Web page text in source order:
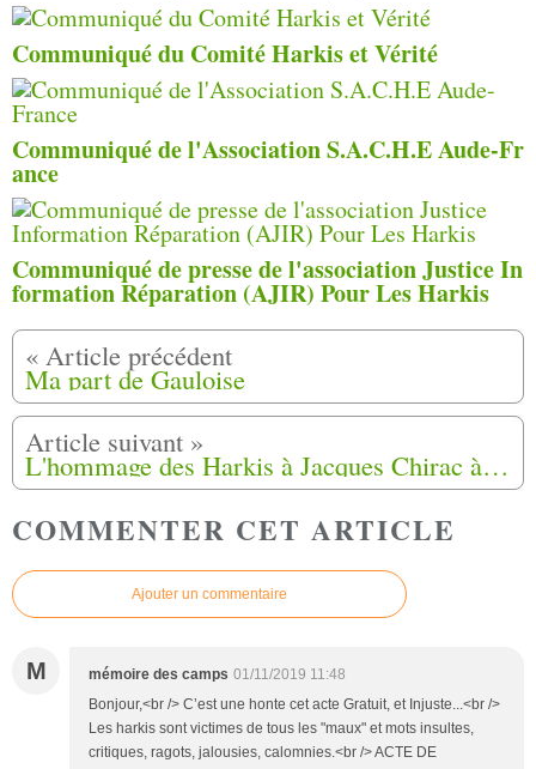
Communiqué du Comité Harkis et Vérité
Communiqué de l'Association S.A.C.H.E Aude-Fr
ance
Communiqué de presse de l'association Justice In
formation Réparation (AJIR) Pour Les Harkis
Ma part de Gauloise
L'hommage des Harkis à Jacques Chirac à Saint-Maurice-L’Ardoise (30)
COMMENTER CET ARTICLE
Ajouter un commentaire
M mémoire des camps 01/11/2019 11:48
Bonjour,<br /> C’est une honte cet acte Gratuit, et Injuste...<br />
Les harkis sont victimes de tous les "maux" et mots insultes,
critiques, ragots, jalousies, calomnies.<br /> ACTE DE